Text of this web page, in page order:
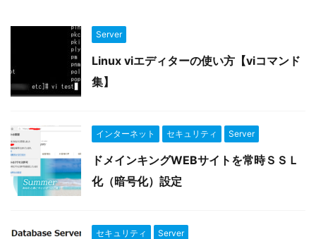
Server
Linux viエディターの使い方【viコマンド
集】
インターネット セキュリティ Server
ドメインキングWEBサイトを常時ＳＳＬ
化（暗号化）設定
セキュリティ Server